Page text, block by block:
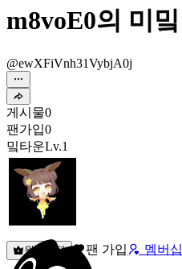
m8voE0의 미밐
@ewXFiVnh31VybjA0j
게시물0
팬가입0
밐타운Lv.1
원픽선택 팬 가입 멤버십